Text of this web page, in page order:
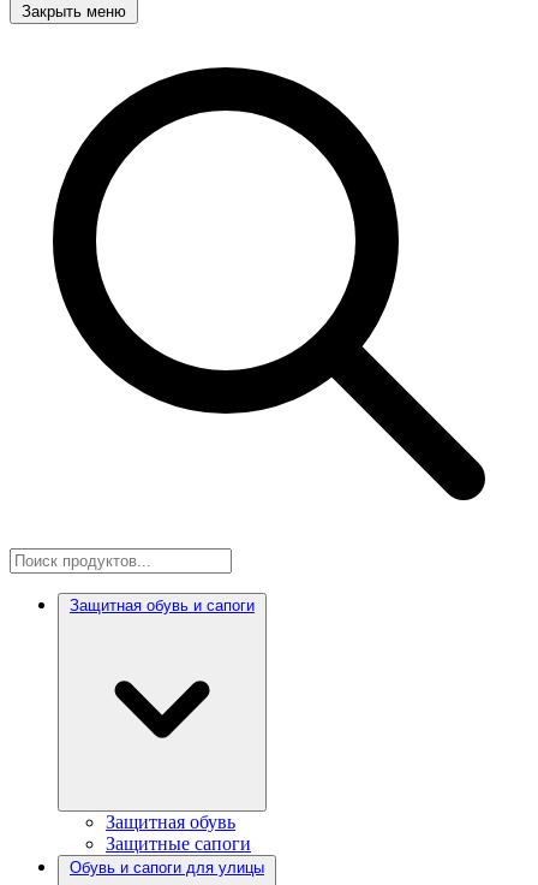
Закрыть меню
Защитная обувь и сапоги
Защитная обувь
Защитные сапоги
Обувь и сапоги для улицы